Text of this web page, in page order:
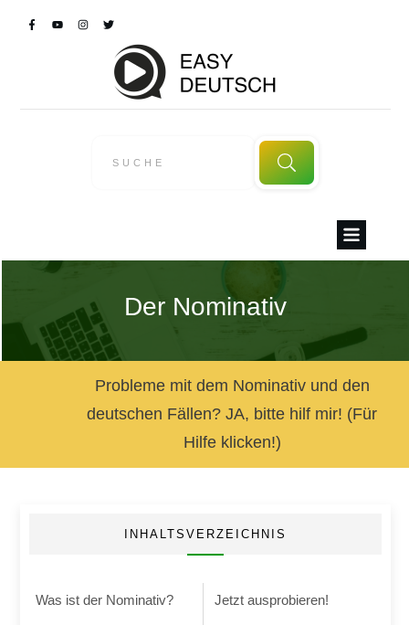
Der Nominativ
Probleme mit dem Nominativ und den
deutschen Fällen? JA, bitte hilf mir! (Für
Hilfe klicken!)
INHALTSVERZEICHNIS
Was ist der Nominativ? Jetzt ausprobieren!